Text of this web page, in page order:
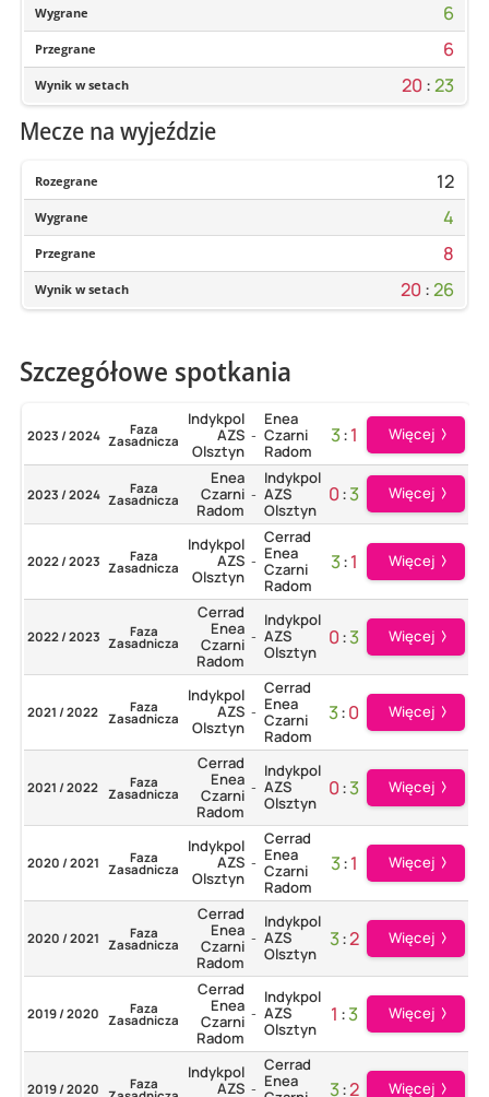
Wygrane 6
Przegrane 6
Wynik w setach 20 :23
Mecze na wyjeździe
Rozegrane 12
Wygrane 4
Przegrane 8
Wynik w setach 20 :26
Szczegółowe spotkania
2023 / 2024 Faza
Zasadnicza
Indykpol
AZS
Olsztyn
-
Enea
Czarni
Radom
3:1 Więcej
2023 / 2024 Faza
Zasadnicza
Enea
Czarni
Radom
-
Indykpol
AZS
Olsztyn
0:3 Więcej
2022 / 2023 Faza
Zasadnicza
Indykpol
AZS
Olsztyn
-
Cerrad
Enea
Czarni
Radom
3:1 Więcej
2022 / 2023 Faza
Zasadnicza
Cerrad
Enea
Czarni
Radom
-
Indykpol
AZS
Olsztyn
0:3 Więcej
2021 / 2022 Faza
Zasadnicza
Indykpol
AZS
Olsztyn
-
Cerrad
Enea
Czarni
Radom
3:0 Więcej
2021 / 2022 Faza
Zasadnicza
Cerrad
Enea
Czarni
Radom
-
Indykpol
AZS
Olsztyn
0:3 Więcej
2020 / 2021 Faza
Zasadnicza
Indykpol
AZS
Olsztyn
-
Cerrad
Enea
Czarni
Radom
3:1 Więcej
2020 / 2021 Faza
Zasadnicza
Cerrad
Enea
Czarni
Radom
-
Indykpol
AZS
Olsztyn
3:2 Więcej
2019 / 2020 Faza
Zasadnicza
Cerrad
Enea
Czarni
Radom
-
Indykpol
AZS
Olsztyn
1 :3 Więcej
2019 / 2020 Faza
Indykpol
AZS -
Cerrad
Enea
3:2 Więcej